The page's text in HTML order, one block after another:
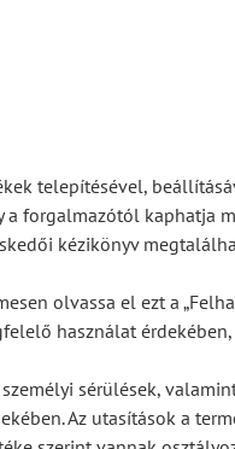
telepítésével,
forgalmazótól kaphatja
kézikönyv
olvassa el ezt a
használat
sérülések,
Az utasítások a